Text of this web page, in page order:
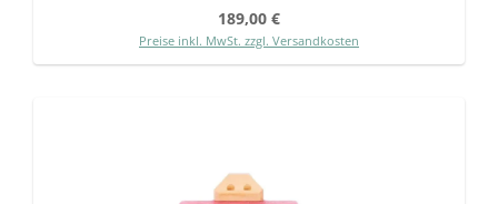
Regulärer Preis:
189,00 €
Preise inkl. MwSt. zzgl. Versandkosten